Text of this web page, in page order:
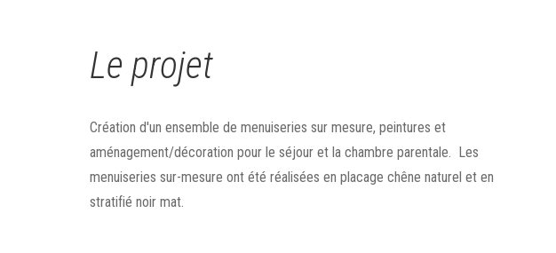
Le projet
Création d'un ensemble de menuiseries sur mesure, peintures et
aménagement/décoration pour le séjour et la chambre parentale. Les
menuiseries sur-mesure ont été réalisées en placage chêne naturel et en
stratifié noir mat.